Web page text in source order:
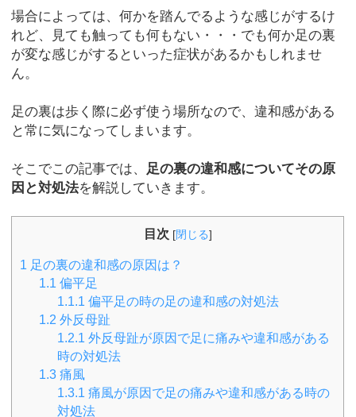
場合によっては、何かを踏んでるような感じがするけ
れど、見ても触っても何もない・・・でも何か足の裏
が変な感じがするといった症状があるかもしれませ
ん。
足の裏は歩く際に必ず使う場所なので、違和感がある
と常に気になってしまいます。
そこでこの記事では、 足の裏の違和感についてその原
因と対処法を解説していきます。
目次 [閉じる]
1 足の裏の違和感の原因は？
1.1 偏平足
1.1.1 偏平足の時の足の違和感の対処法
1.2 外反母趾
1.2.1 外反母趾が原因で足に痛みや違和感がある
時の対処法
1.3痛風
1.3.1 痛風が原因で足の痛みや違和感がある時の
対処法